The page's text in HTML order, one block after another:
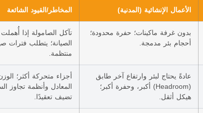
الأعمال الإنشائية (المدنية) المخاطر/القيود الشائعة
بدون غرفة ماكينات؛ حفرة محدودة؛
أحجام بئر مدمجة.
تآكل الصامولة إذا أُهملت
الصيانة؛ يتطلب فترات
منتظمة.
عادةً يحتاج لبئر وارتفاع آخر طابق
(Headroom) أكبر، وحفرة أكبر؛
هيكل أثقل.
أجزاء متحركة أكثر؛
المعادل وأنظمة تجاوز
تضيف تعقيدًا.